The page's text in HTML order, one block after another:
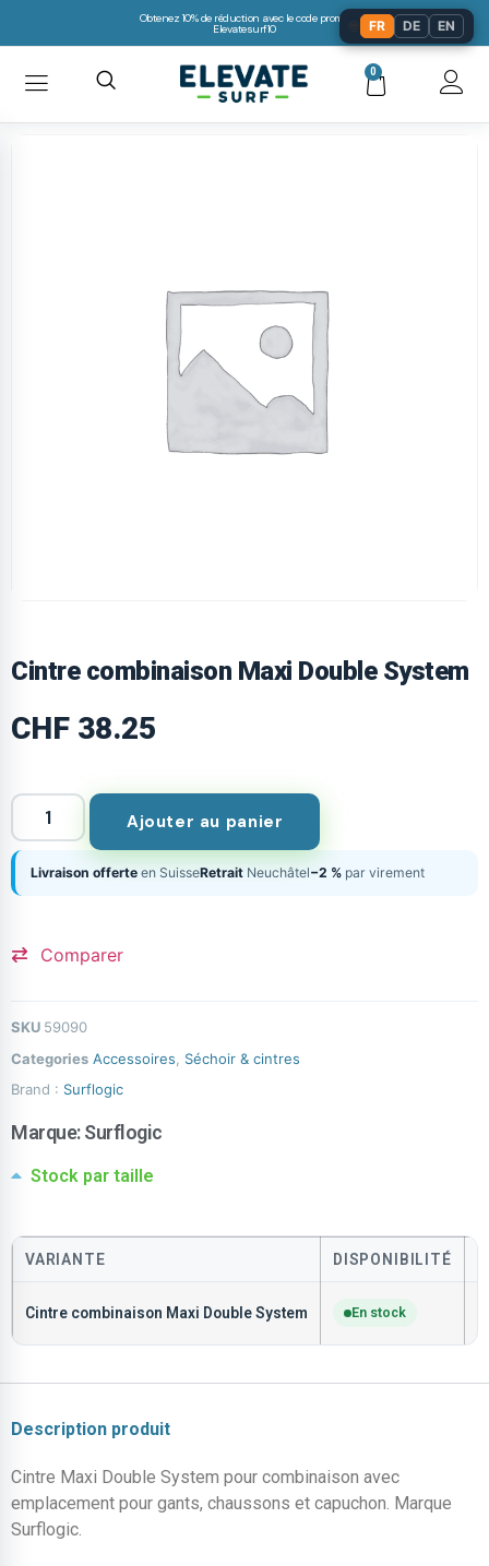
Obtenez 10% de réduction avec le code promo:
Elevatesurf10
0
Cintre combinaison Maxi Double System
CHF 38.25
Ajouter au panier
Livraison offerte en SuisseRetrait Neuchâtel−2 % par virement
Comparer
SKU 59090
Categories Accessoires
Séchoir & cintres
Brand : Surflogic
Marque:Surflogic
Stock par taille
VARIANTE DISPONIBILITÉ
Cintre combinaison Maxi Double System En stock
Description produit
Cintre Maxi Double System pour combinaison avec
emplacement pour gants, chaussons et capuchon. Marque
Surflogic.
FR DE EN